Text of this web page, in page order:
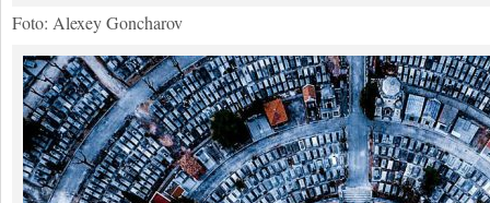
Foto: Alexey Goncharov